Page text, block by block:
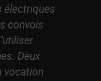
électriques
convois
Deux
vocation